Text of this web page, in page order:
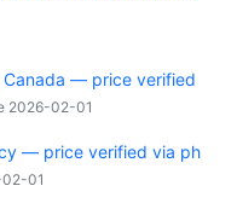
Canada — price verified
2026-02-01
— price verified via ph
01